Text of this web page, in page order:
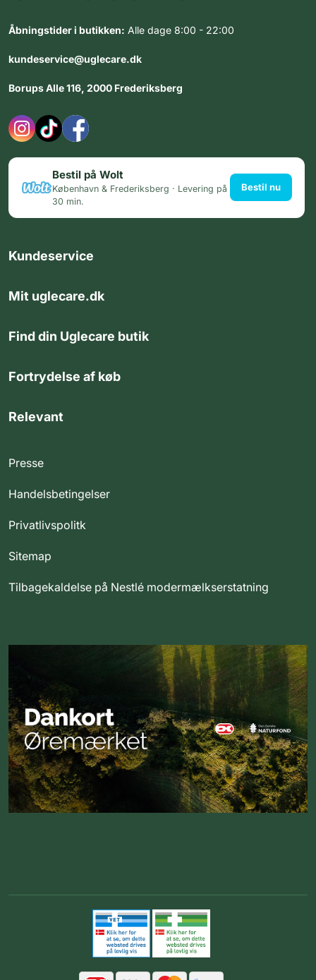
Åbningstider i butikken: Alle dage 8:00 - 22:00
kundeservice@uglecare.dk
Borups Alle 116, 2000 Frederiksberg
Bestil på Wolt
København & Frederiksberg · Levering på
30 min.
Bestil nu
Kundeservice
Mit uglecare.dk
Find din Uglecare butik
Fortrydelse af køb
Relevant
Presse
Handelsbetingelser
Privatlivspolitk
Sitemap
Tilbagekaldelse på Nestlé modermælkserstatning